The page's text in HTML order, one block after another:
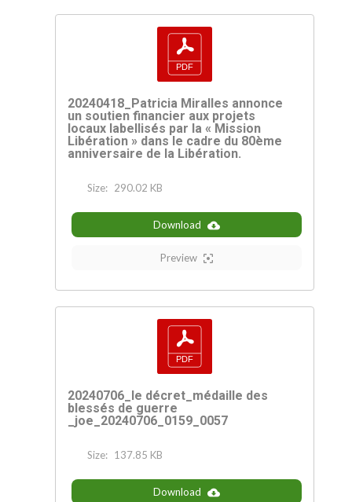
20240418_Patricia Miralles annonce
un soutien financier aux projets
locaux labellisés par la « Mission
Libération » dans le cadre du 80ème
anniversaire de la Libération.
Size: 290.02 KB
Download
Preview
20240706_le décret_médaille des
blessés de guerre
_joe_20240706_0159_0057
Size: 137.85 KB
Download